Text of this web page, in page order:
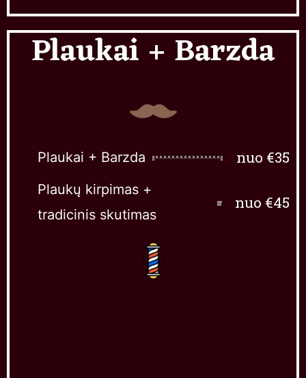
Plaukai + Barzda
Plaukai + Barzda nuo €35
Plaukų kirpimas +
tradicinis skutimas
nuo €45